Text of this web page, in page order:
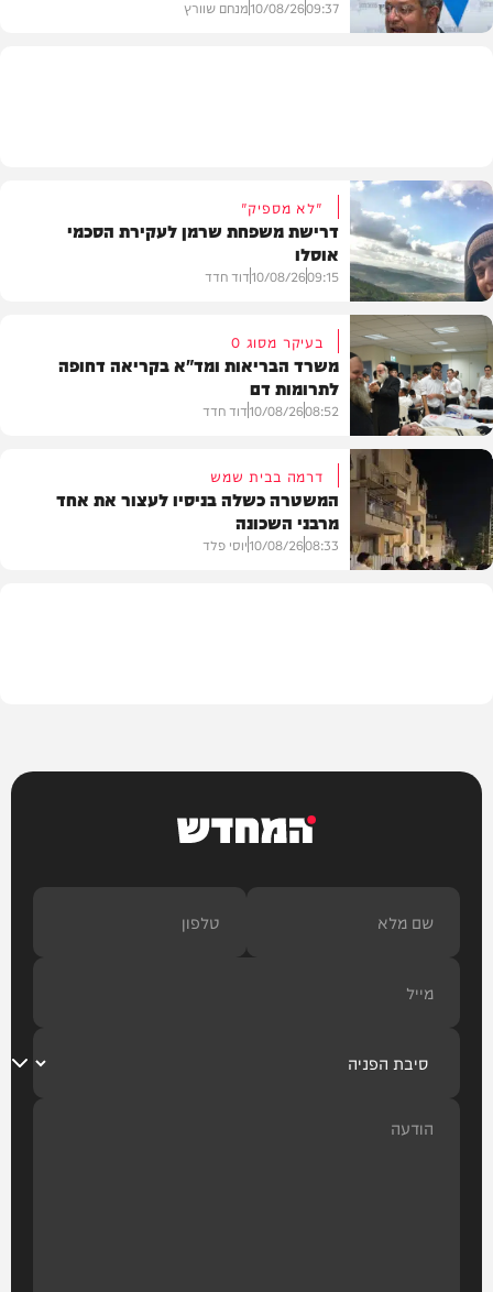
09:37
10/08/26מנחם שוורץ
חדשות
"לא מספיק"
דרישת משפחת שרמן לעקירת הסכמי
אוסלו
09:15
10/08/26דוד חדד
חדשות
בעיקר מסוג O
משרד הבריאות ומד"א בקריאה דחופה
לתרומות דם
08:52
10/08/26דוד חדד
דרמה בבית שמש
המשטרה כשלה בניסיו לעצור את אחד
מרבני השכונה
08:33
10/08/26יוסי פלד
המחדש